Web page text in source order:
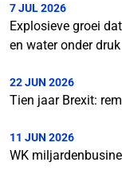
7 JUL 2026
Explosieve groei
en water onder druk
22 JUN 2026
Tien jaar Brexit:
11 JUN 2026
WK